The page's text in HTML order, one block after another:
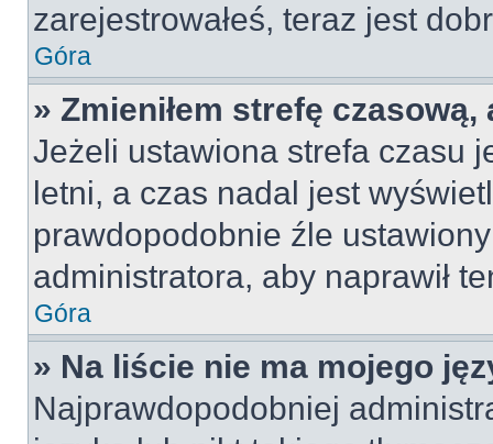
zarejestrowałeś, teraz jest
Góra
» Zmieniłem strefę
Jeżeli ustawiona strefa czasu
letni, a czas nadal jest
prawdopodobnie źle
administratora, aby naprawił
Góra
» Na liście nie ma mojego
Najprawdopodobniej